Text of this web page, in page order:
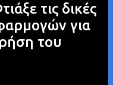
τις δικές
για
του